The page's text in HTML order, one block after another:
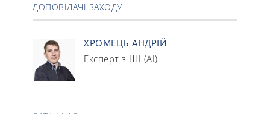
ДОПОВІДАЧІ ЗАХОДУ
ХРОМЕЦЬ АНДРІЙ
Експерт з ШІ (АІ)